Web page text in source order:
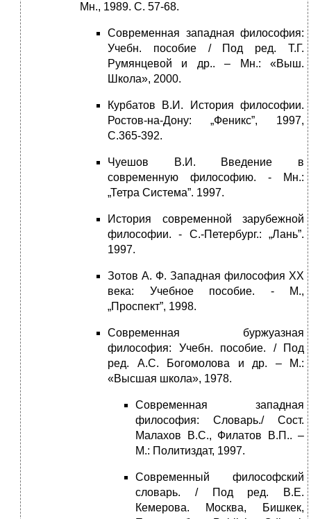
Мн., 1989. С. 57-68.
Современная западная философия:
Учебн. пособие / Под ред. Т.Г.
Румянцевой и др.. – Мн.: «Выш.
Школа», 2000.
Курбатов В.И. История философии.
Ростов-на-Дону: „Феникс”, 1997,
С.365-392.
Чуешов В.И. Введение в
современную философию. - Мн.:
„Тетра Система”. 1997.
История современной зарубежной
философии. - С.-Петербург.: „Лань”.
1997.
Зотов А. Ф. Западная философия XX
века: Учебное пособие. - М.,
„Проспект”, 1998.
Современная буржуазная
философия: Учебн. пособие. / Под
ред. А.С. Богомолова и др. – М.:
«Высшая школа», 1978.
Современная западная
философия: Словарь./ Сост.
Малахов В.С., Филатов В.П.. –
М.: Политиздат, 1997.
Современный философский
словарь. / Под ред. В.Е.
Кемерова. Москва, Бишкек,